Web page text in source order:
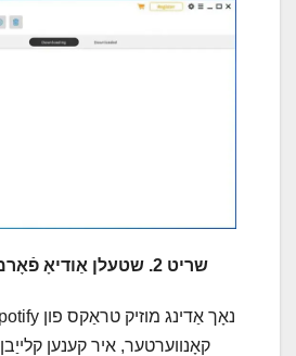
שריט 2. שטעלן אַודיאָ פֿאָרמאַט פֿאַר Spotify
קאָנווערטער, איר קענען